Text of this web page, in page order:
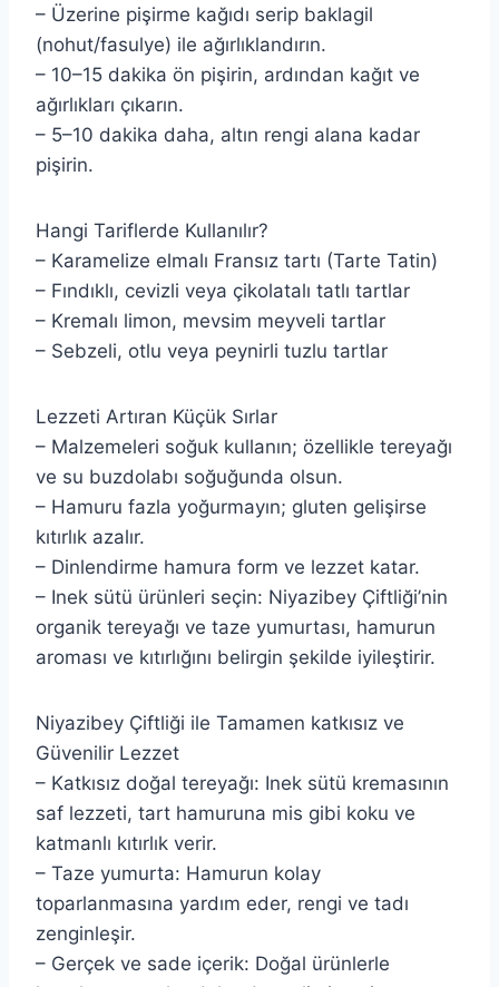
– Üzerine pişirme kağıdı serip baklagil
(nohut/fasulye) ile ağırlıklandırın.
– 10–15 dakika ön pişirin, ardından kağıt ve
ağırlıkları çıkarın.
– 5–10 dakika daha, altın rengi alana kadar
pişirin.
Hangi Tariflerde Kullanılır?
– Karamelize elmalı Fransız tartı (Tarte Tatin)
– Fındıklı, cevizli veya çikolatalı tatlı tartlar
– Kremalı limon, mevsim meyveli tartlar
– Sebzeli, otlu veya peynirli tuzlu tartlar
Lezzeti Artıran Küçük Sırlar
– Malzemeleri soğuk kullanın; özellikle tereyağı
ve su buzdolabı soğuğunda olsun.
– Hamuru fazla yoğurmayın; gluten gelişirse
kıtırlık azalır.
– Dinlendirme hamura form ve lezzet katar.
– Inek sütü ürünleri seçin: Niyazibey Çiftliği’nin
organik tereyağı ve taze yumurtası, hamurun
aroması ve kıtırlığını belirgin şekilde iyileştirir.
Niyazibey Çiftliği ile Tamamen katkısız ve
Güvenilir Lezzet
– Katkısız doğal tereyağı: Inek sütü kremasının
saf lezzeti, tart hamuruna mis gibi koku ve
katmanlı kıtırlık verir.
– Taze yumurta: Hamurun kolay
toparlanmasına yardım eder, rengi ve tadı
zenginleşir.
– Gerçek ve sade içerik: Doğal ürünlerle